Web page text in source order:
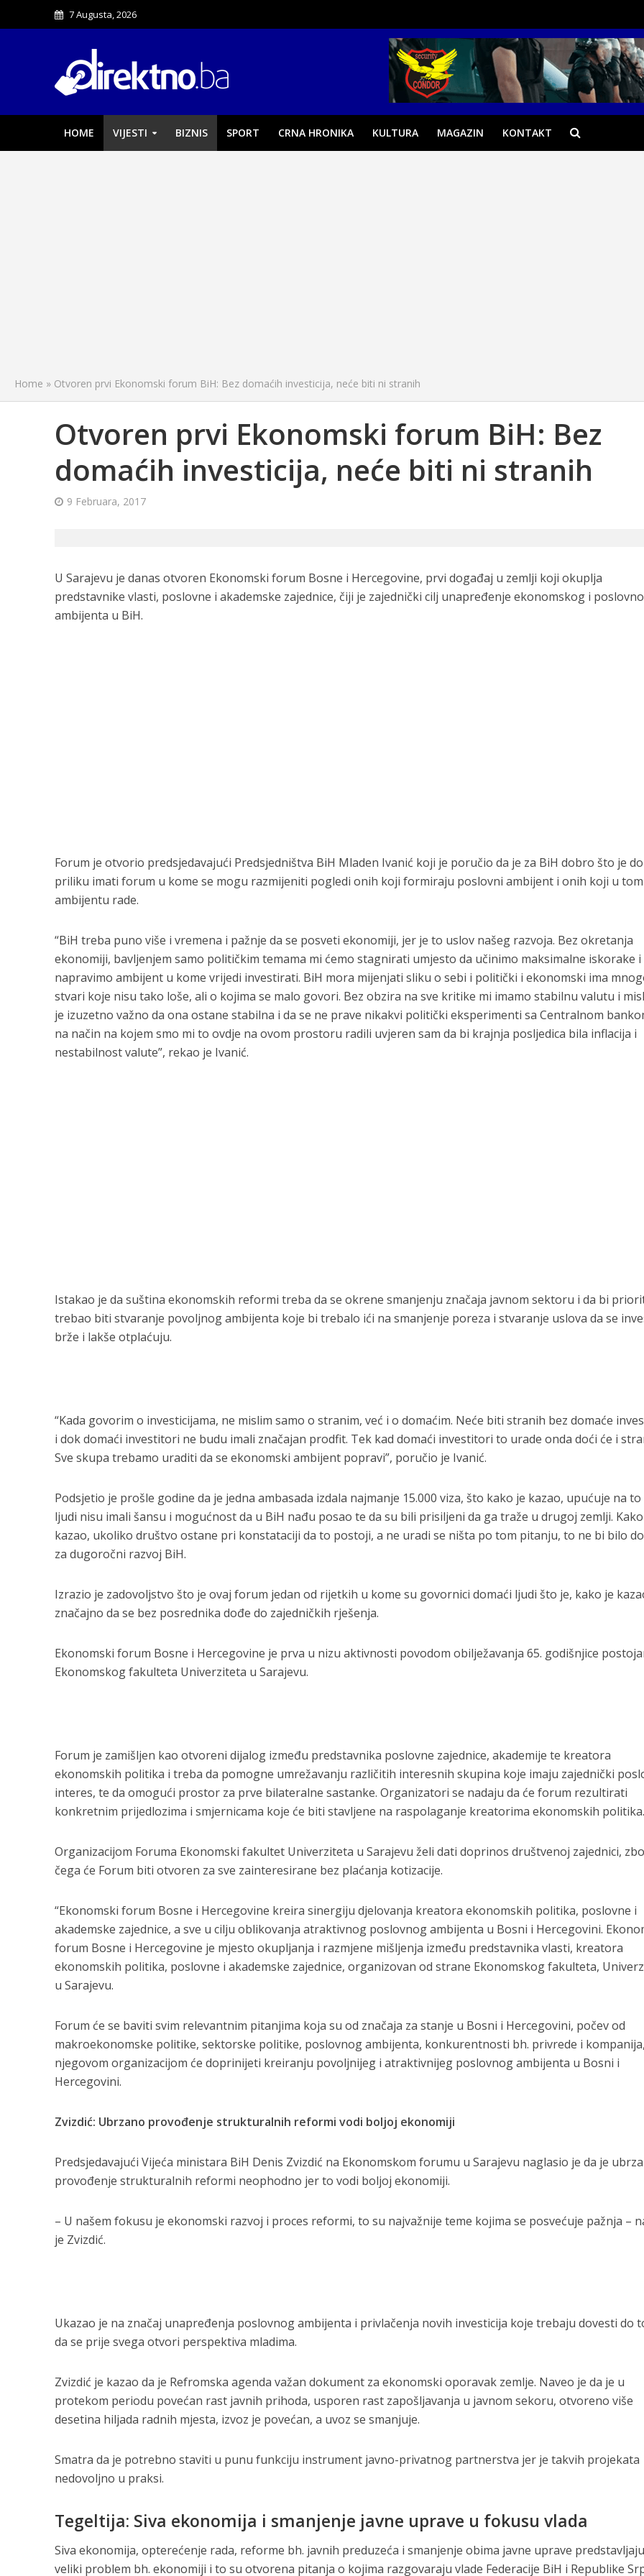
7 Augusta, 2026
HOME VIJESTI BIZNIS SPORT CRNA HRONIKA KULTURA MAGAZIN KONTAKT
Home » Otvoren prvi Ekonomski forum BiH: Bez domaćih investicija, neće biti ni stranih
Otvoren prvi Ekonomski forum BiH: Bez
domaćih investicija, neće biti ni stranih
9 Februara, 2017
U Sarajevu je danas otvoren Ekonomski forum Bosne i Hercegovine, prvi događaj u zemlji koji okuplja
predstavnike vlasti, poslovne i akademske zajednice, čiji je zajednički cilj unapređenje ekonomskog i
ambijenta u BiH.
Forum je otvorio predsjedavajući Predsjedništva BiH Mladen Ivanić koji je poručio da je za BiH dobro što je
priliku imati forum u kome se mogu razmijeniti pogledi onih koji formiraju poslovni ambijent i onih koji u tom
ambijentu rade.
“BiH treba puno više i vremena i pažnje da se posveti ekonomiji, jer je to uslov našeg razvoja. Bez okretanja
ekonomiji, bavljenjem samo političkim temama mi ćemo stagnirati umjesto da učinimo maksimalne iskorake i
napravimo ambijent u kome vrijedi investirati. BiH mora mijenjati sliku o sebi i politički i ekonomski ima
stvari koje nisu tako loše, ali o kojima se malo govori. Bez obzira na sve kritike mi imamo stabilnu valutu i
je izuzetno važno da ona ostane stabilna i da se ne prave nikakvi politički eksperimenti sa Centralnom
na način na kojem smo mi to ovdje na ovom prostoru radili uvjeren sam da bi krajnja posljedica bila inflacija i
nestabilnost valute”, rekao je Ivanić.
Istakao je da suština ekonomskih reformi treba da se okrene smanjenju značaja javnom sektoru i da bi
trebao biti stvaranje povoljnog ambijenta koje bi trebalo ići na smanjenje poreza i stvaranje uslova da se
brže i lakše otplaćuju.
“Kada govorim o investicijama, ne mislim samo o stranim, već i o domaćim. Neće biti stranih bez domaće
i dok domaći investitori ne budu imali značajan prodfit. Tek kad domaći investitori to urade onda doći će i
Sve skupa trebamo uraditi da se ekonomski ambijent popravi”, poručio je Ivanić.
Podsjetio je prošle godine da je jedna ambasada izdala najmanje 15.000 viza, što kako je kazao, upućuje na to
ljudi nisu imali šansu i mogućnost da u BiH nađu posao te da su bili prisiljeni da ga traže u drugoj zemlji.
kazao, ukoliko društvo ostane pri konstataciji da to postoji, a ne uradi se ništa po tom pitanju, to ne bi bilo
za dugoročni razvoj BiH.
Izrazio je zadovoljstvo što je ovaj forum jedan od rijetkih u kome su govornici domaći ljudi što je, kako je
značajno da se bez posrednika dođe do zajedničkih rješenja.
Ekonomski forum Bosne i Hercegovine je prva u nizu aktivnosti povodom obilježavanja 65. godišnjice
Ekonomskog fakulteta Univerziteta u Sarajevu.
Forum je zamišljen kao otvoreni dijalog između predstavnika poslovne zajednice, akademije te kreatora
ekonomskih politika i treba da pomogne umrežavanju različitih interesnih skupina koje imaju zajednički
interes, te da omogući prostor za prve bilateralne sastanke. Organizatori se nadaju da će forum rezultirati
konkretnim prijedlozima i smjernicama koje će biti stavljene na raspolaganje kreatorima ekonomskih politika.
Organizacijom Foruma Ekonomski fakultet Univerziteta u Sarajevu želi dati doprinos društvenoj zajednici,
čega će Forum biti otvoren za sve zainteresirane bez plaćanja kotizacije.
“Ekonomski forum Bosne i Hercegovine kreira sinergiju djelovanja kreatora ekonomskih politika, poslovne i
akademske zajednice, a sve u cilju oblikovanja atraktivnog poslovnog ambijenta u Bosni i Hercegovini.
forum Bosne i Hercegovine je mjesto okupljanja i razmjene mišljenja između predstavnika vlasti, kreatora
ekonomskih politika, poslovne i akademske zajednice, organizovan od strane Ekonomskog fakulteta,
u Sarajevu.
Forum će se baviti svim relevantnim pitanjima koja su od značaja za stanje u Bosni i Hercegovini, počev od
makroekonomske politike, sektorske politike, poslovnog ambijenta, konkurentnosti bh. privrede i
njegovom organizacijom će doprinijeti kreiranju povoljnijeg i atraktivnijeg poslovnog ambijenta u Bosni i
Hercegovini.
Zvizdić: Ubrzano provođenje strukturalnih reformi vodi boljoj ekonomiji
Predsjedavajući Vijeća ministara BiH Denis Zvizdić na Ekonomskom forumu u Sarajevu naglasio je da je
provođenje strukturalnih reformi neophodno jer to vodi boljoj ekonomiji.
– U našem fokusu je ekonomski razvoj i proces reformi, to su najvažnije teme kojima se posvećuje pažnja –
je Zvizdić.
Ukazao je na značaj unapređenja poslovnog ambijenta i privlačenja novih investicija koje trebaju dovesti do
da se prije svega otvori perspektiva mladima.
Zvizdić je kazao da je Refromska agenda važan dokument za ekonomski oporavak zemlje. Naveo je da je u
protekom periodu povećan rast javnih prihoda, usporen rast zapošljavanja u javnom sekoru, otvoreno više
desetina hiljada radnih mjesta, izvoz je povećan, a uvoz se smanjuje.
Smatra da je potrebno staviti u punu funkciju instrument javno-privatnog partnerstva jer je takvih projekata
nedovoljno u praksi.
Tegeltija: Siva ekonomija i smanjenje javne uprave u fokusu vlada
Siva ekonomija, opterećenje rada, reforme bh. javnih preduzeća i smanjenje obima javne uprave predstavljaju
veliki problem bh. ekonomiji i to su otvorena pitanja o kojima razgovaraju vlade Federacije BiH i Republike